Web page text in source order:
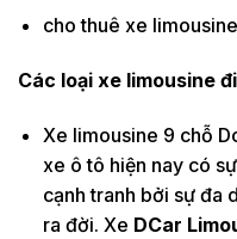
cho thuê xe
Các loại xe limousine
Xe limousine 9 chỗ
xe ô tô hiện nay có
cạnh tranh bởi sự đa
ra đời. Xe DCar